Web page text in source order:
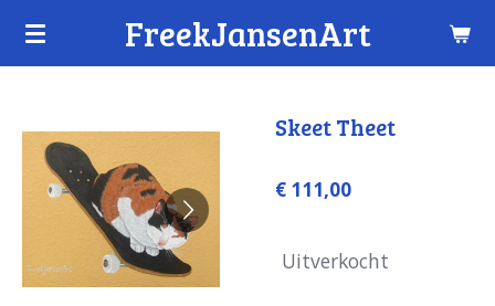
Ga
hoofdinhoud
FreekJansenArt
Skeet Theet
€ 111,00
Uitverkocht